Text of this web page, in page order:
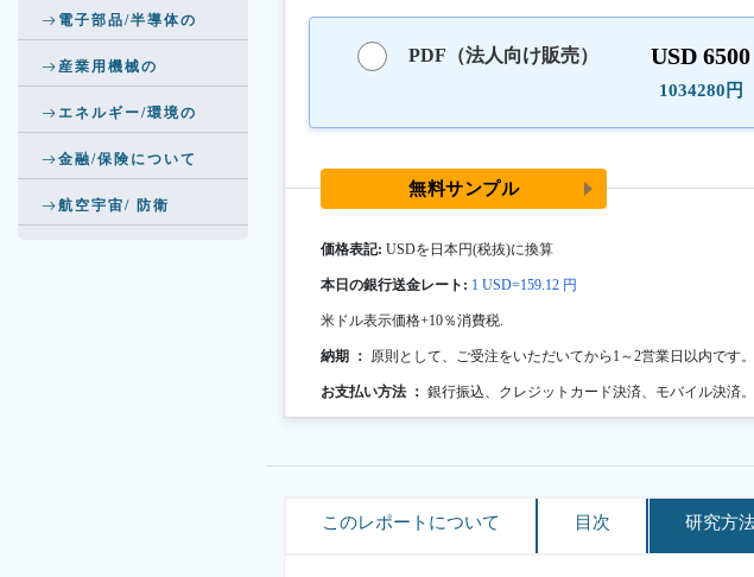
電子部品/半導体の
産業用機械の
エネルギー/環境の
金融/保険について
航空宇宙/ 防衛
PDF（法人向け販売） USD 6500
1034280円
無料サンプル
価格表記: USDを日本円(税抜)に換算
本日の銀行送金レート: 1 USD=159.12 円
米ドル表示価格+10％消費税.
納期 ： 原則として、ご受注をいただいてから1～2営業日以内です
お支払い方法 ： 銀行振込、クレジットカード決済、モバイル決済。
このレポートについて 目次 研究方